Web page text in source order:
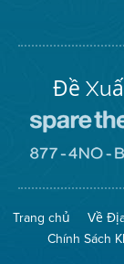
Đề
Trang chủ Về
Chính Sách